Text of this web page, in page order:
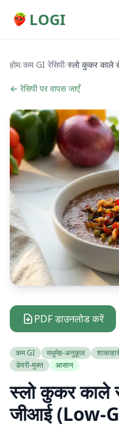
LOGI
होम/कम GI रेसिपी/स्लो कुकर काले
← रेसिपी पर वापस जाएँ
PDF डाउनलोड करें
कम GI मधुमेह-अनुकूल
डेयरी-मुक्त
आसान
स्लो कुकर काले
जीआई (Low-